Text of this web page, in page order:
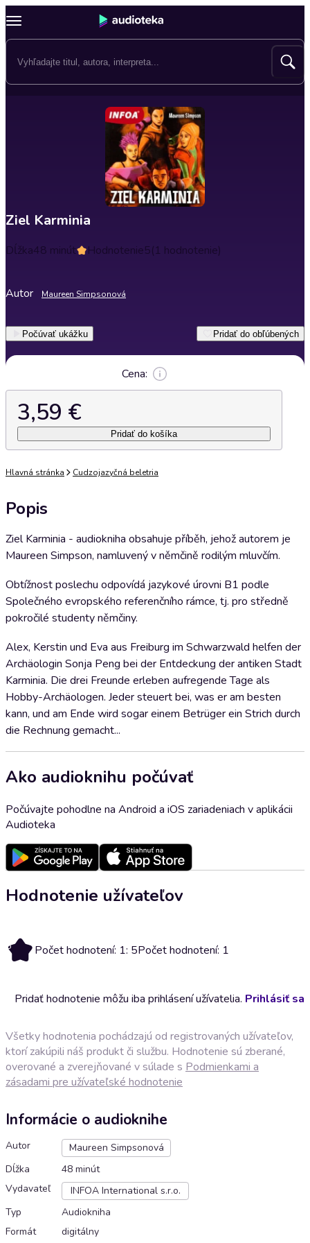
Ziel Karminia
Dĺžka48 minút Hodnotenie5(1 hodnotenie)
Autor Maureen Simpsonová
Počúvať ukážku Pridať do obľúbených
Cena:
3,59 €
Pridať do košíka
Hlavná stránka Cudzojazyčná beletria
Popis
Ziel Karminia - audiokniha obsahuje příběh, jehož autorem je
Maureen Simpson, namluvený v němčině rodilým mluvčím.
Obtížnost poslechu odpovídá jazykové úrovni B1 podle
Společného evropského referenčního rámce, tj. pro středně
pokročilé studenty němčiny.
Alex, Kerstin und Eva aus Freiburg im Schwarzwald helfen der
Archäologin Sonja Peng bei der Entdeckung der antiken Stadt
Karminia. Die drei Freunde erleben aufregende Tage als
Hobby-Archäologen. Jeder steuert bei, was er am besten
kann, und am Ende wird sogar einem Betrüger ein Strich durch
die Rechnung gemacht...
Ako audioknihu počúvať
Počúvajte pohodlne na Android a iOS zariadeniach v aplikácii
Audioteka
Hodnotenie užívateľov
5 Počet hodnotení: 1: 5Počet hodnotení: 1
Pridať hodnotenie môžu iba prihlásení užívatelia. Prihlásiť sa
Všetky hodnotenia pochádzajú od registrovaných užívateľov,
ktorí zakúpili náš produkt či službu. Hodnotenie sú zberané,
overované a zverejňované v súlade s Podmienkami a
zásadami pre užívateľské hodnotenie
Informácie o audioknihe
Autor
Maureen Simpsonová
Dĺžka
48 minút
Vydavateľ
INFOA International s.r.o.
Typ
Audiokniha
Formát
digitálny